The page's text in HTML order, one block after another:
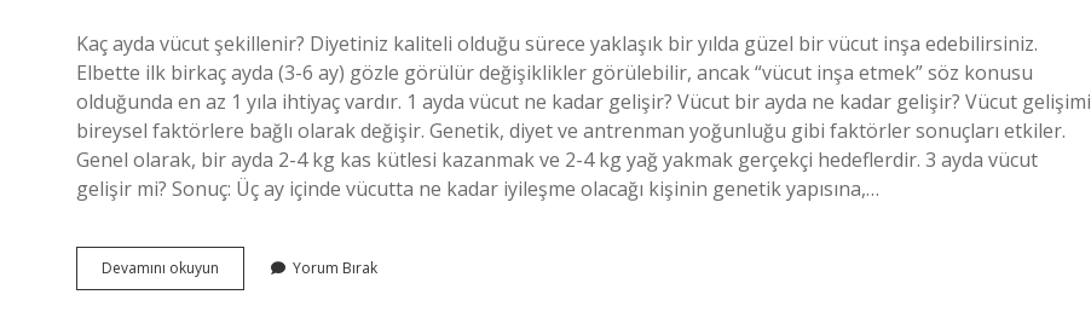
Kaç ayda vücut şekillenir? Diyetiniz kaliteli olduğu sürece yaklaşık bir yılda güzel bir vücut inşa edebilirsiniz.
Elbette ilk birkaç ayda (3-6 ay) gözle görülür değişiklikler görülebilir, ancak “vücut inşa etmek” söz konusu
olduğunda en az 1 yıla ihtiyaç vardır. 1 ayda vücut ne kadar gelişir? Vücut bir ayda ne kadar gelişir? Vücut gelişimi
bireysel faktörlere bağlı olarak değişir. Genetik, diyet ve antrenman yoğunluğu gibi faktörler sonuçları etkiler.
Genel olarak, bir ayda 2-4 kg kas kütlesi kazanmak ve 2-4 kg yağ yakmak gerçekçi hedeflerdir. 3 ayda vücut
gelişir mi? Sonuç: Üç ay içinde vücutta ne kadar iyileşme olacağı kişinin genetik yapısına,…
Devamını okuyun
Yapan
Yorum Bırak